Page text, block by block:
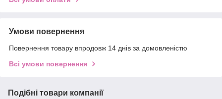
Умови повернення
Повернення товару впродовж 14 днів за домовленістю
Всі умови повернення
Подібні товари компанії